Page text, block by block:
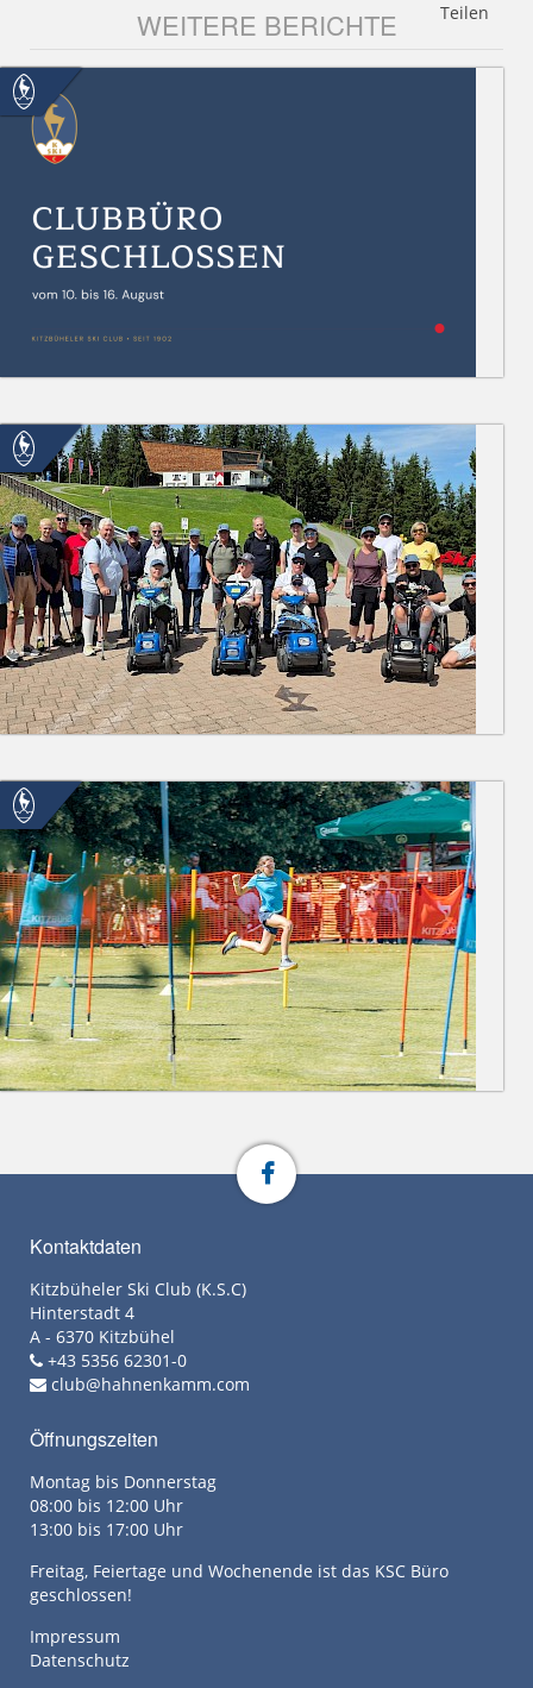
Teilen
WEITERE BERICHTE
Kontaktdaten
Kitzbüheler Ski Club (K.S.C)
Hinterstadt 4
A - 6370 Kitzbühel
+43 5356 62301-0
club@hahnenkamm.com
Öffnungszeiten
Montag bis Donnerstag
08:00 bis 12:00 Uhr
13:00 bis 17:00 Uhr
Freitag, Feiertage und Wochenende ist das KSC Büro
geschlossen!
Impressum
Datenschutz